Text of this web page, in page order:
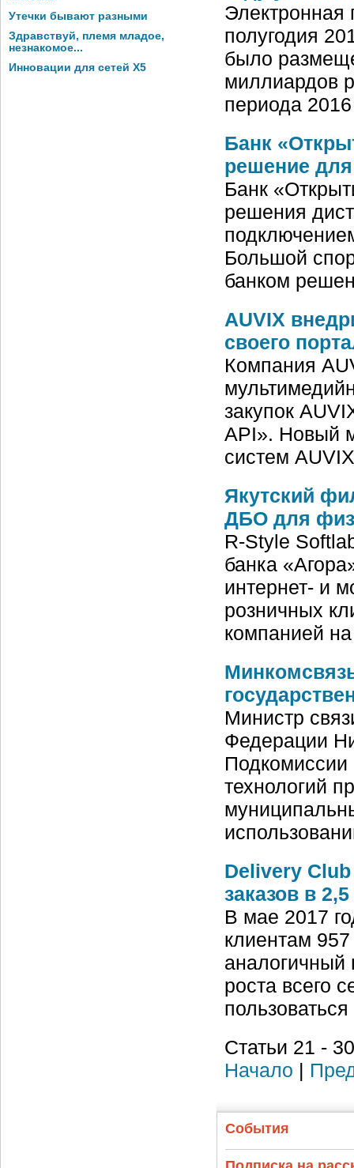
Утечки бывают разными
Здравствуй, племя младое,
незнакомое...
Инновации для сетей X5
Электронная
полугодия
было
миллиардов
периода
Банк
решение
Банк
решения
Большой
банком
AUVIX
своего
Компания
закупок
API». Новый
систем
Якутский
ДБО для
R-Style
банка
интернет- и
розничных
компанией
Министр
Федерации
технологий
Delivery
заказов в
В мае 2017
клиентам
аналогичный
роста всего
Статьи 21 -
Начало |
События